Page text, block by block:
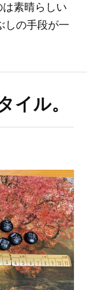
は素晴らしい
しの手段が一
イル。